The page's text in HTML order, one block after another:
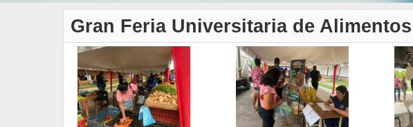
Gran Feria Universitaria de